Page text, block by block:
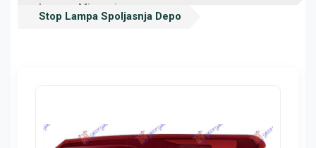
Lampe, Migavci
Stop Lampa Spoljasnja Depo